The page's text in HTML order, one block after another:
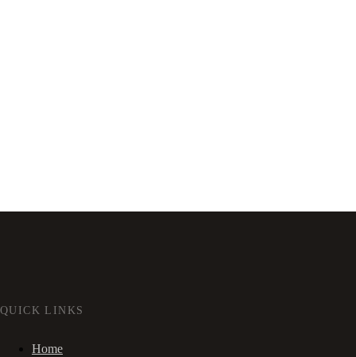
QUICK LINKS
Home